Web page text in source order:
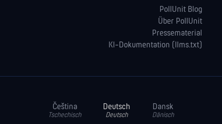
PollUnit Blog
Über PollUnit
Pressematerial
KI-Dokumentation (llms.txt)
Čeština
Tschechisch
Deutsch
Deutsch
Dansk
Dänisch